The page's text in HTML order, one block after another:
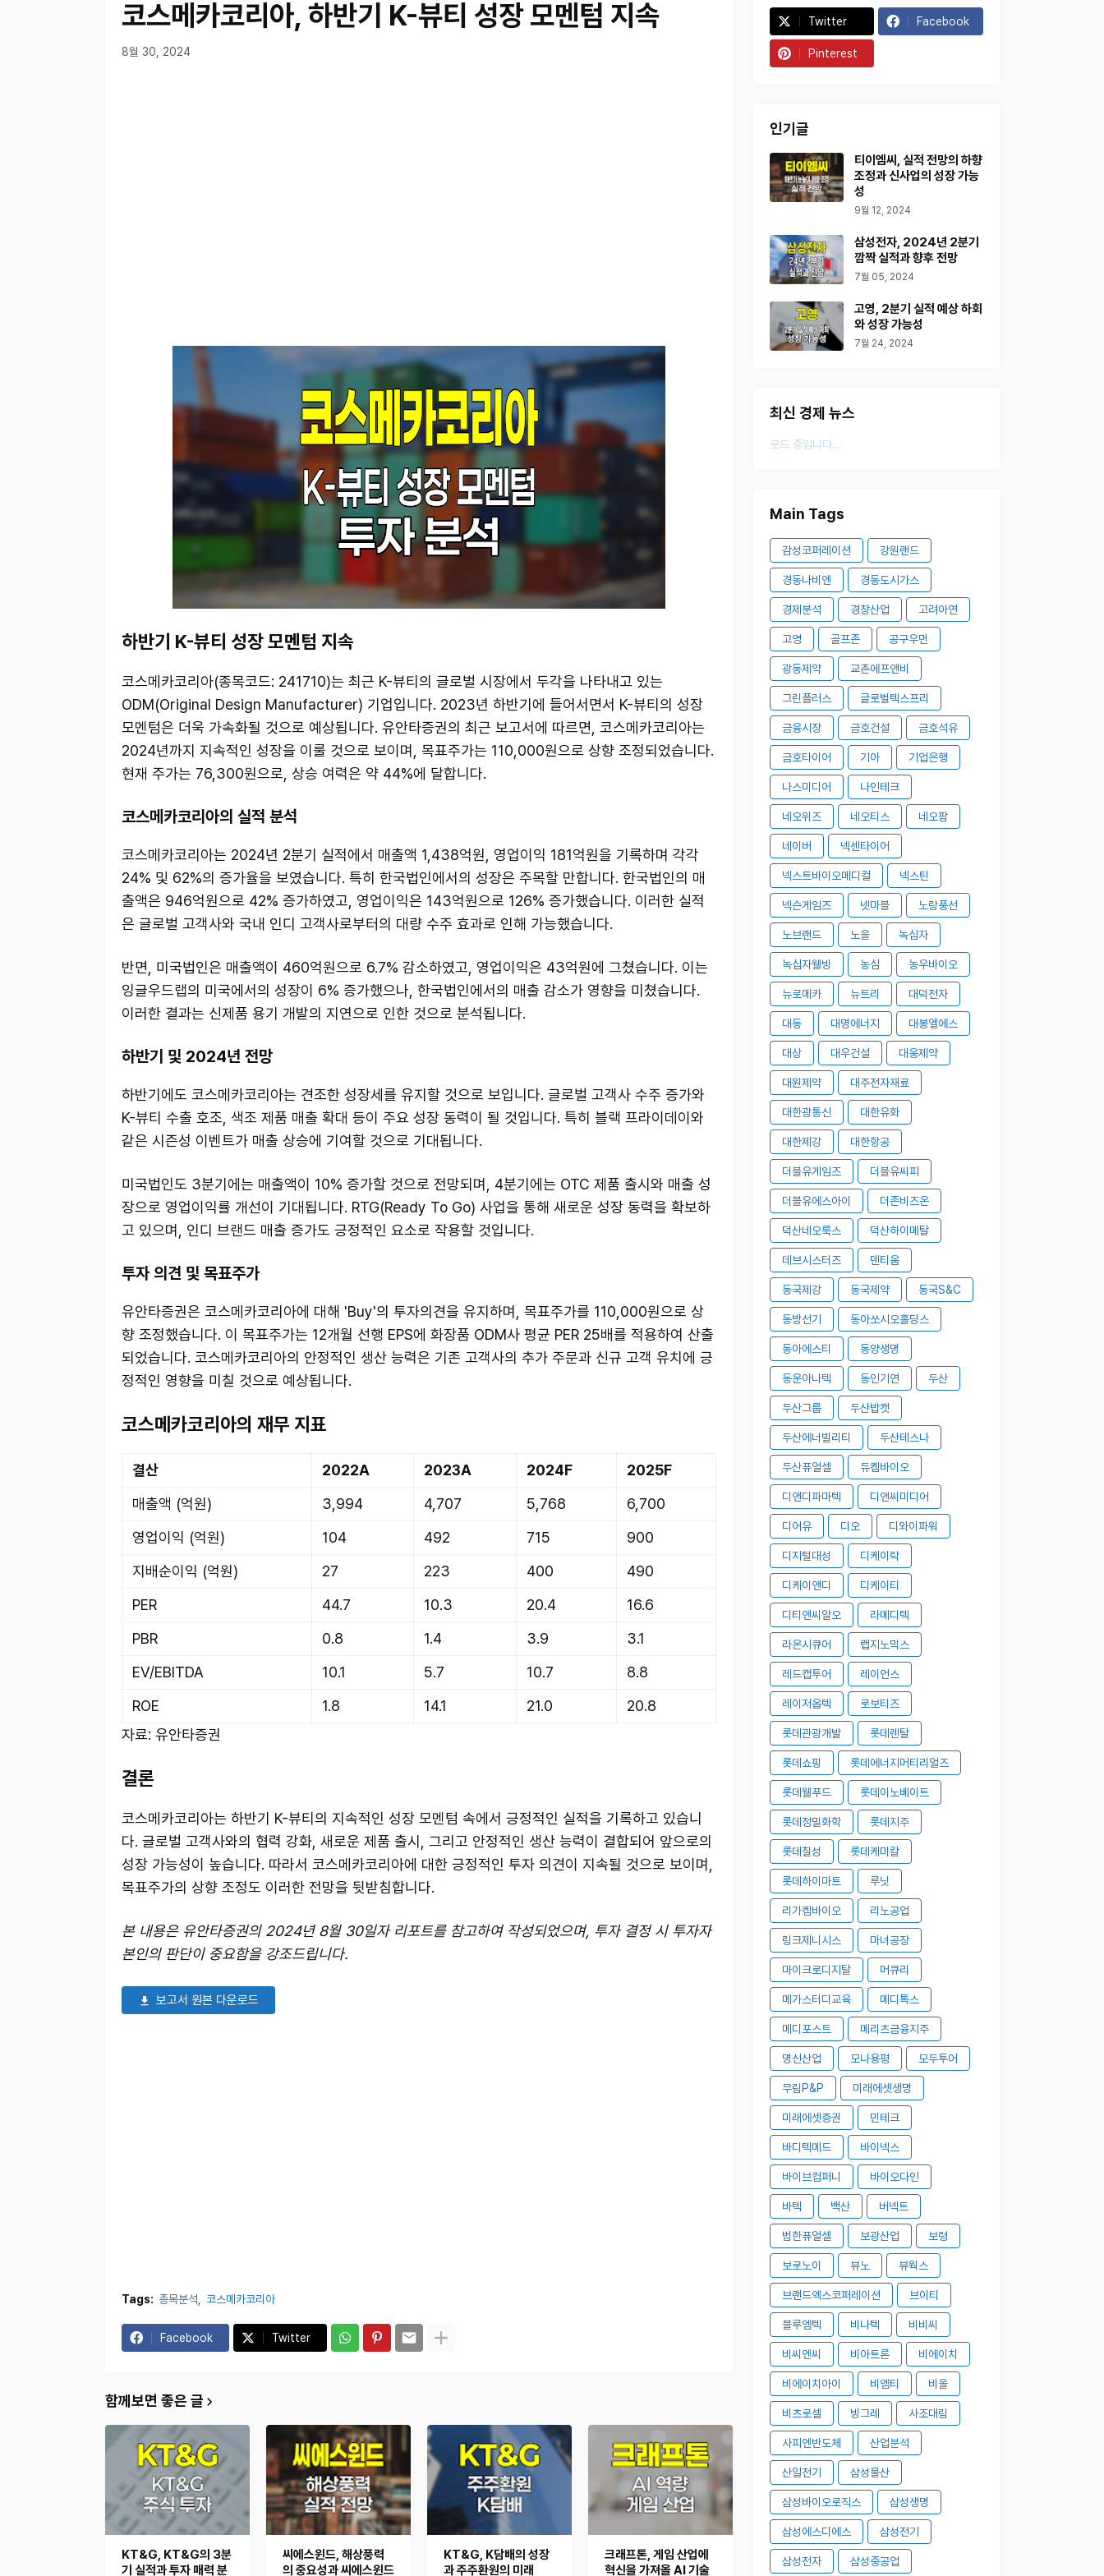
코스메카코리아, 하반기 K-뷰티 성장 모멘텀 지속
8월 30, 2024
하반기 K-뷰티 성장 모멘텀 지속
코스메카코리아(종목코드: 241710)는 최근 K-뷰티의 글로벌 시장에서 두각을 나타내고 있는
ODM(Original Design Manufacturer) 기업입니다. 2023년 하반기에 들어서면서 K-뷰티의 성장
모멘텀은 더욱 가속화될 것으로 예상됩니다. 유안타증권의 최근 보고서에 따르면, 코스메카코리아는
2024년까지 지속적인 성장을 이룰 것으로 보이며, 목표주가는 110,000원으로 상향 조정되었습니다.
현재 주가는 76,300원으로, 상승 여력은 약 44%에 달합니다.
코스메카코리아의 실적 분석
코스메카코리아는 2024년 2분기 실적에서 매출액 1,438억원, 영업이익 181억원을 기록하며 각각
24% 및 62%의 증가율을 보였습니다. 특히 한국법인에서의 성장은 주목할 만합니다. 한국법인의 매
출액은 946억원으로 42% 증가하였고, 영업이익은 143억원으로 126% 증가했습니다. 이러한 실적
은 글로벌 고객사와 국내 인디 고객사로부터의 대량 수주 효과로 인해 가능했습니다.
반면, 미국법인은 매출액이 460억원으로 6.7% 감소하였고, 영업이익은 43억원에 그쳤습니다. 이는
잉글우드랩의 미국에서의 성장이 6% 증가했으나, 한국법인에서의 매출 감소가 영향을 미쳤습니다.
이러한 결과는 신제품 용기 개발의 지연으로 인한 것으로 분석됩니다.
하반기 및 2024년 전망
하반기에도 코스메카코리아는 견조한 성장세를 유지할 것으로 보입니다. 글로벌 고객사 수주 증가와
K-뷰티 수출 호조, 색조 제품 매출 확대 등이 주요 성장 동력이 될 것입니다. 특히 블랙 프라이데이와
같은 시즌성 이벤트가 매출 상승에 기여할 것으로 기대됩니다.
미국법인도 3분기에는 매출액이 10% 증가할 것으로 전망되며, 4분기에는 OTC 제품 출시와 매출 성
장으로 영업이익률 개선이 기대됩니다. RTG(Ready To Go) 사업을 통해 새로운 성장 동력을 확보하
고 있으며, 인디 브랜드 매출 증가도 긍정적인 요소로 작용할 것입니다.
투자 의견 및 목표주가
유안타증권은 코스메카코리아에 대해 'Buy'의 투자의견을 유지하며, 목표주가를 110,000원으로 상
향 조정했습니다. 이 목표주가는 12개월 선행 EPS에 화장품 ODM사 평균 PER 25배를 적용하여 산출
되었습니다. 코스메카코리아의 안정적인 생산 능력은 기존 고객사의 추가 주문과 신규 고객 유치에 긍
정적인 영향을 미칠 것으로 예상됩니다.
코스메카코리아의 재무 지표
결산 2022A 2023A 2024F
2025F
매출액 (억원)
3,994 4,707 5,768
6,700
영업이익 (억원)
104 492 715
900
지배순이익 (억원)
27 223 400
490
PER
44.7 10.3 20.4
16.6
PBR
0.8 1.4 3.9
3.1
EV/EBITDA
10.1 5.7 10.7
8.8
ROE
1.8 14.1 21.0
20.8
자료: 유안타증권
결론
코스메카코리아는 하반기 K-뷰티의 지속적인 성장 모멘텀 속에서 긍정적인 실적을 기록하고 있습니
다. 글로벌 고객사와의 협력 강화, 새로운 제품 출시, 그리고 안정적인 생산 능력이 결합되어 앞으로의
성장 가능성이 높습니다. 따라서 코스메카코리아에 대한 긍정적인 투자 의견이 지속될 것으로 보이며,
목표주가의 상향 조정도 이러한 전망을 뒷받침합니다.
본 내용은 유안타증권의 2024년 8월 30일자 리포트를 참고하여 작성되었으며, 투자 결정 시 투자자
본인의 판단이 중요함을 강조드립니다.
보고서 원본 다운로드
Tags: 종목분석 코스메카코리아
Facebook Twitter
함께보면 좋은 글
KT&G, KT&G의 3분
기 실적과 투자 매력 분
씨에스윈드, 해상풍력
의 중요성과 씨에스윈드
KT&G, K담배의 성장
과 주주환원의 미래
크래프톤, 게임 산업에
혁신을 가져올 AI 기술
Twitter Facebook
Pinterest
인기글
티이엠씨, 실적 전망의 하향
조정과 신사업의 성장 가능
성
9월 12, 2024
삼성전자, 2024년 2분기
깜짝 실적과 향후 전망
7월 05, 2024
고영, 2분기 실적 예상 하회
와 성장 가능성
7월 24, 2024
최신 경제 뉴스
로드 중입니다...
Main Tags
감성코퍼레이션 강원랜드
경동나비엔 경동도시가스
경제분석 경창산업 고려아연
고영 골프존 공구우먼
광동제약 교촌에프앤비
그린플러스 글로벌텍스프리
금융시장 금호건설 금호석유
금호타이어 기아 기업은행
나스미디어 나인테크
네오위즈 네오티스 네오팜
네이버 넥센타이어
넥스트바이오메디컬 넥스틴
넥슨게임즈 넷마블 노랑풍선
노브랜드 노을 녹십자
녹십자웰빙 농심 농우바이오
뉴로메카 뉴트리 대덕전자
대동 대명에너지 대봉엘에스
대상 대우건설 대웅제약
대원제약 대주전자재료
대한광통신 대한유화
대한제강 대한항공
더블유게임즈 더블유씨피
더블유에스아이 더존비즈온
덕산네오룩스 덕산하이메탈
데브시스터즈 덴티움
동국제강 동국제약 동국S&C
동방선기 동아쏘시오홀딩스
동아에스티 동양생명
동운아나텍 동인기연 두산
두산그룹 두산밥캣
두산에너빌리티 두산테스나
두산퓨얼셀 듀켐바이오
디앤디파마텍 디앤씨미디어
디어유 디오 디와이파워
디지털대성 디케이락
디케이앤디 디케이티
디티앤씨알오 라메디텍
라온시큐어 랩지노믹스
레드캡투어 레이언스
레이저옵텍 로보티즈
롯데관광개발 롯데렌탈
롯데쇼핑 롯데에너지머티리얼즈
롯데웰푸드 롯데이노베이트
롯데정밀화학 롯데지주
롯데칠성 롯데케미칼
롯데하이마트 루닛
리가켐바이오 리노공업
링크제니시스 마녀공장
마이크로디지탈 머큐리
메가스터디교육 메디톡스
메디포스트 메리츠금융지주
명신산업 모나용평 모두투어
무림P&P 미래에셋생명
미래에셋증권 민테크
바디텍메드 바이넥스
바이브컴퍼니 바이오다인
바텍 백산 버넥트
범한퓨얼셀 보광산업 보령
보로노이 뷰노 뷰웍스
브랜드엑스코퍼레이션 브이티
블루엠텍 비나텍 비비씨
비씨엔씨 비아트론 비에이치
비에이치아이 비엠티 비올
비츠로셀 빙그레 사조대림
사피엔반도체 산업분석
산일전기 삼성물산
삼성바이오로직스 삼성생명
삼성에스디에스 삼성전기
삼성전자 삼성중공업